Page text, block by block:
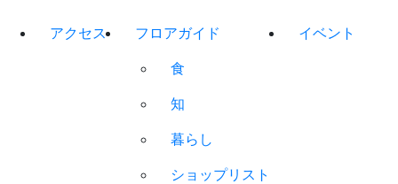
アクセス
フロアガイド
食
知
暮らし
ショップリスト
イベント